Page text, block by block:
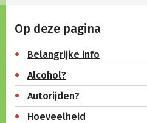
Op deze pagina
Belangrijke info
Alcohol?
Autorijden?
Hoeveelheid